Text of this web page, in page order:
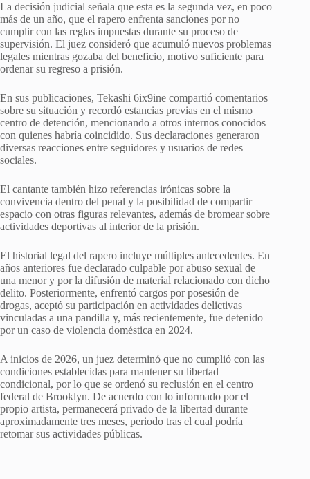
La decisión judicial señala que esta es la segunda vez, en poco
más de un año, que el rapero enfrenta sanciones por no
cumplir con las reglas impuestas durante su proceso de
supervisión. El juez consideró que acumuló nuevos problemas
legales mientras gozaba del beneficio, motivo suficiente para
ordenar su regreso a prisión.
En sus publicaciones, Tekashi 6ix9ine compartió comentarios
sobre su situación y recordó estancias previas en el mismo
centro de detención, mencionando a otros internos conocidos
con quienes habría coincidido. Sus declaraciones generaron
diversas reacciones entre seguidores y usuarios de redes
sociales.
El cantante también hizo referencias irónicas sobre la
convivencia dentro del penal y la posibilidad de compartir
espacio con otras figuras relevantes, además de bromear sobre
actividades deportivas al interior de la prisión.
El historial legal del rapero incluye múltiples antecedentes. En
años anteriores fue declarado culpable por abuso sexual de
una menor y por la difusión de material relacionado con dicho
delito. Posteriormente, enfrentó cargos por posesión de
drogas, aceptó su participación en actividades delictivas
vinculadas a una pandilla y, más recientemente, fue detenido
por un caso de violencia doméstica en 2024.
A inicios de 2026, un juez determinó que no cumplió con las
condiciones establecidas para mantener su libertad
condicional, por lo que se ordenó su reclusión en el centro
federal de Brooklyn. De acuerdo con lo informado por el
propio artista, permanecerá privado de la libertad durante
aproximadamente tres meses, periodo tras el cual podría
retomar sus actividades públicas.